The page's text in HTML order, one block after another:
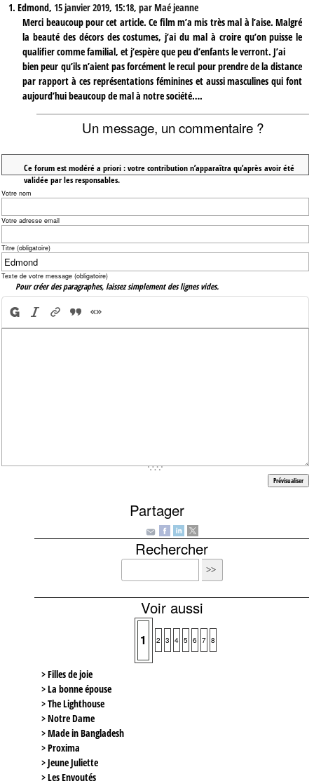
1. Edmond,15 janvier 2019, 15:18,parMaé jeanne
Merci beaucoup pour cet article. Ce film m’a mis très mal à l’aise. Malgré
la beauté des décors des costumes, j’ai du mal à croire qu’on puisse le
qualifier comme familial, et j’espère que peu d’enfants le verront. J’ai
bien peur qu’ils n’aient pas forcément le recul pour prendre de la distance
par rapport à ces représentations féminines et aussi masculines qui font
aujourd’hui beaucoup de mal à notre société….
Un message, un commentaire ?
Ce forum est modéré a priori : votre contribution n’apparaîtra qu’après avoir été
validée par les responsables.
Votre nom
Votre adresse email
Titre (obligatoire)
Texte de votre message (obligatoire)
Pour créer des paragraphes, laissez simplement des lignes vides.
Partager
Rechercher
Voir aussi
1 2 3 4 5 6 7 8
> Filles de joie
> La bonne épouse
> The Lighthouse
> Notre Dame
> Made in Bangladesh
> Proxima
> Jeune Juliette
> Les Envoutés